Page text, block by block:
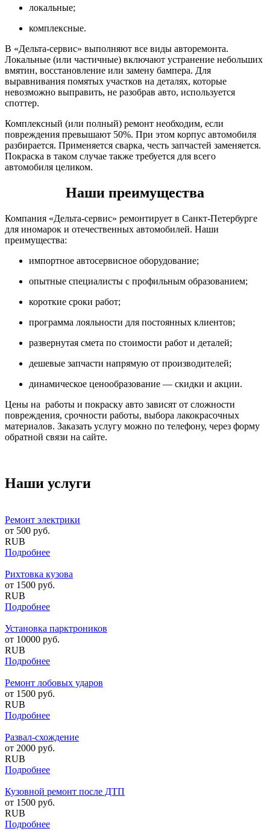
локальные;
комплексные.
В «Дельта-сервис» выполняют все виды авторемонта.
Локальные (или частичные) включают устранение небольших
вмятин, восстановление или замену бампера. Для
выравнивания помятых участков на деталях, которые
невозможно выправить, не разобрав авто, используется
споттер.
Комплексный (или полный) ремонт необходим, если
повреждения превышают 50%. При этом корпус автомобиля
разбирается. Применяется сварка, честь запчастей заменяется.
Покраска в таком случае также требуется для всего
автомобиля целиком.
Наши преимущества
Компания «Дельта-сервис» ремонтирует в Санкт-Петербурге
для иномарок и отечественных автомобилей. Наши
преимущества:
импортное автосервисное оборудование;
опытные специалисты с профильным образованием;
короткие сроки работ;
программа лояльности для постоянных клиентов;
развернутая смета по стоимости работ и деталей;
дешевые запчасти напрямую от производителей;
динамическое ценообразование — скидки и акции.
Цены на работы и покраску авто зависят от сложности
повреждения, срочности работы, выбора лакокрасочных
материалов. Заказать услугу можно по телефону, через форму
обратной связи на сайте.
Наши услуги
Ремонт электрики
от 500 руб.
RUB
Подробнее
Рихтовка кузова
от 1500 руб.
RUB
Подробнее
Установка парктроников
от 10000 руб.
RUB
Подробнее
Ремонт лобовых ударов
от 1500 руб.
RUB
Подробнее
Развал-схождение
от 2000 руб.
RUB
Подробнее
Кузовной ремонт после ДТП
от 1500 руб.
RUB
Подробнее